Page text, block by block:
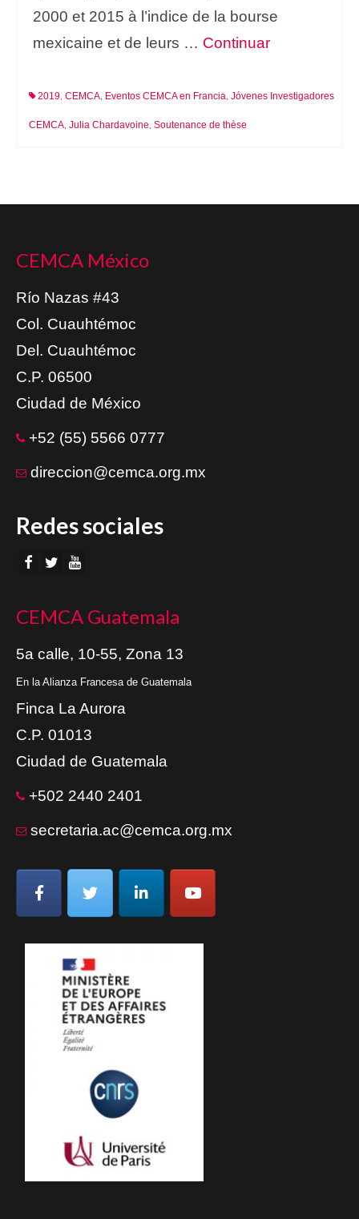
2000 et 2015 à l’indice de la bourse
mexicaine et de leurs … Continuar
2019, CEMCA, Eventos CEMCA en Francia, Jóvenes Investigadores
CEMCA, Julia Chardavoine, Soutenance de thèse
CEMCA México
Río Nazas #43
Col. Cuauhtémoc
Del. Cuauhtémoc
C.P. 06500
Ciudad de México
+52 (55) 5566 0777
direccion@cemca.org.mx
Redes sociales
CEMCA Guatemala
5a calle, 10-55, Zona 13
En la Alianza Francesa de Guatemala
Finca La Aurora
C.P. 01013
Ciudad de Guatemala
+502 2440 2401
secretaria.ac@cemca.org.mx